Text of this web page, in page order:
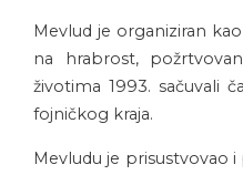
Mevlud je organiziran
na hrabrost,
životima 1993. sačuvali
fojničkog kraja.
Mevludu je prisustvovao